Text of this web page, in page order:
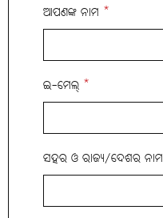
ଆପଣଙ୍କ ନାମ *
ଇ-ମେଲ୍ *
ସହର ଓ ରାଜ୍ୟ/ଦେଶର ନାମ